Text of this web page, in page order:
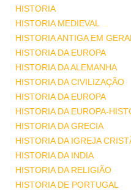
HISTORIA
HISTORIA MEDIEVAL
HISTORIA ANTIGA EM GERAL
HISTORIA DA EUROPA
HISTORIA DA ALEMANHA
HISTORIA DA CIVILIZAÇÃO
HISTORIA DA EUROPA
HISTORIA DA EUROPA-
HISTORIA DA GRECIA
HISTORIA DA IGREJA
HISTORIA DA INDIA
HISTORIA DA RELIGIÃO
HISTORIA DE PORTUGAL